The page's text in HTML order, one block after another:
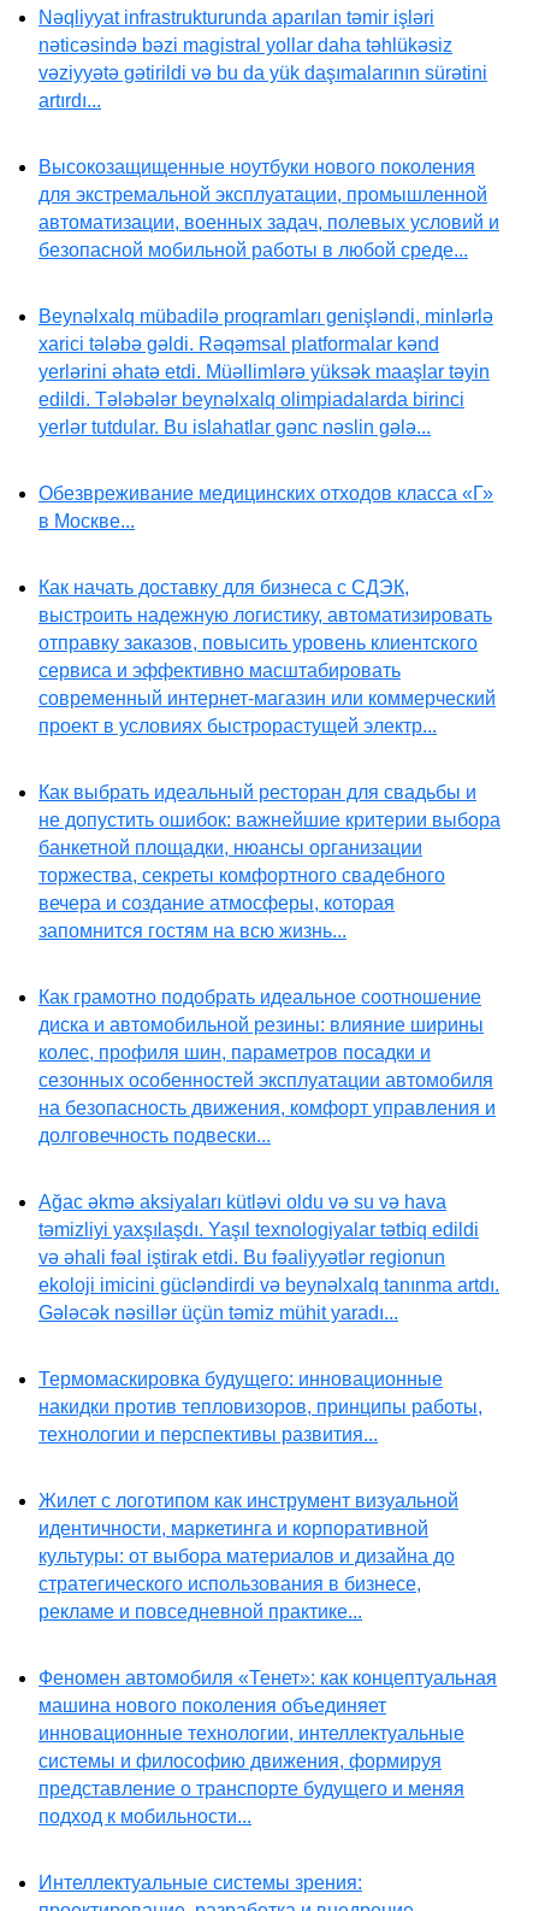
Nəqliyyat infrastrukturunda aparılan təmir işləri
nəticəsində bəzi magistral yollar daha təhlükəsiz
vəziyyətə gətirildi və bu da yük daşımalarının sürətini
artırdı...
Высокозащищенные ноутбуки нового поколения
для экстремальной эксплуатации, промышленной
автоматизации, военных задач, полевых условий и
безопасной мобильной работы в любой среде...
Beynəlxalq mübadilə proqramları genişləndi, minlərlə
xarici tələbə gəldi. Rəqəmsal platformalar kənd
yerlərini əhatə etdi. Müəllimlərə yüksək maaşlar təyin
edildi. Tələbələr beynəlxalq olimpiadalarda birinci
yerlər tutdular. Bu islahatlar gənc nəslin gələ...
Обезвреживание медицинских отходов класса «Г»
в Москве...
Как начать доставку для бизнеса с СДЭК,
выстроить надежную логистику, автоматизировать
отправку заказов, повысить уровень клиентского
сервиса и эффективно масштабировать
современный интернет-магазин или коммерческий
проект в условиях быстрорастущей электр...
Как выбрать идеальный ресторан для свадьбы и
не допустить ошибок: важнейшие критерии выбора
банкетной площадки, нюансы организации
торжества, секреты комфортного свадебного
вечера и создание атмосферы, которая
запомнится гостям на всю жизнь...
Как грамотно подобрать идеальное соотношение
диска и автомобильной резины: влияние ширины
колес, профиля шин, параметров посадки и
сезонных особенностей эксплуатации автомобиля
на безопасность движения, комфорт управления и
долговечность подвески...
Ağac əkmə aksiyaları kütləvi oldu və su və hava
təmizliyi yaxşılaşdı. Yaşıl texnologiyalar tətbiq edildi
və əhali fəal iştirak etdi. Bu fəaliyyətlər regionun
ekoloji imicini gücləndirdi və beynəlxalq tanınma artdı.
Gələcək nəsillər üçün təmiz mühit yaradı...
Термомаскировка будущего: инновационные
накидки против тепловизоров, принципы работы,
технологии и перспективы развития...
Жилет с логотипом как инструмент визуальной
идентичности, маркетинга и корпоративной
культуры: от выбора материалов и дизайна до
стратегического использования в бизнесе,
рекламе и повседневной практике...
Феномен автомобиля «Тенет»: как концептуальная
машина нового поколения объединяет
инновационные технологии, интеллектуальные
системы и философию движения, формируя
представление о транспорте будущего и меняя
подход к мобильности...
Интеллектуальные системы зрения: